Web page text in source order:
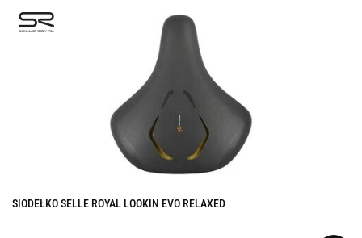
SIODEŁKO SELLE ROYAL LOOKIN EVO RELAXED